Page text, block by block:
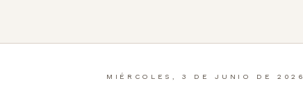
MIÉRCOLES, 3 DE JUNIO DE 2026